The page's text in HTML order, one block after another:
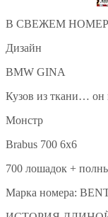
В СВЕЖЕМ
Дизайн
BMW GINA
Кузов из ткани… он
Монстр
Brabus 700 6х6
700 лошадок +
Марка номера: